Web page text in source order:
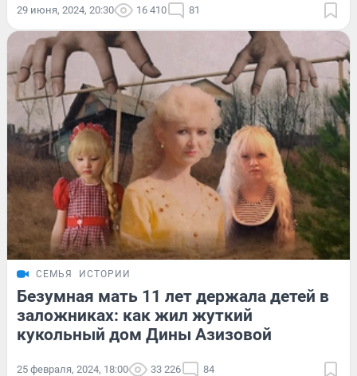
29 июня, 2024, 20:30 16 410 81
СЕМЬЯ ИСТОРИИ
Безумная мать 11 лет держала детей в
заложниках: как жил жуткий
кукольный дом Дины Азизовой
25 февраля, 2024, 18:00 33 226 84